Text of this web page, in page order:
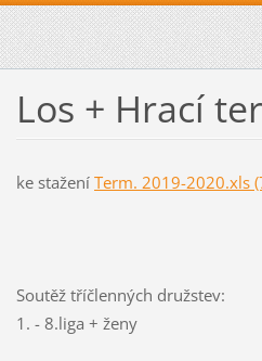
Los + Hrací
ke stažení Term. 2019-2020.xls
Soutěž tříčlenných družstev:
1. - 8.liga + ženy